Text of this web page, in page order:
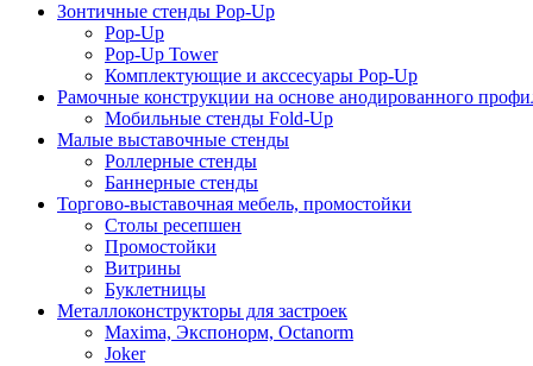
Зонтичные стенды Pop-Up
Pop-Up
Pop-Up Tower
Комплектующие и акссесуары Pop-Up
Рамочные конструкции на основе анодированного
Мобильные стенды Fold-Up
Малые выставочные стенды
Роллерные стенды
Баннерные стенды
Торгово-выставочная мебель, промостойки
Столы ресепшен
Промостойки
Витрины
Буклетницы
Металлоконструкторы для застроек
Maxima, Экспонорм, Octanorm
Joker